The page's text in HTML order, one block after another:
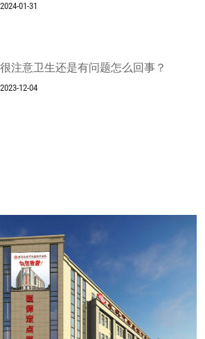
2024-01-31
很注意卫生还是有问题怎么回事？
2023-12-04